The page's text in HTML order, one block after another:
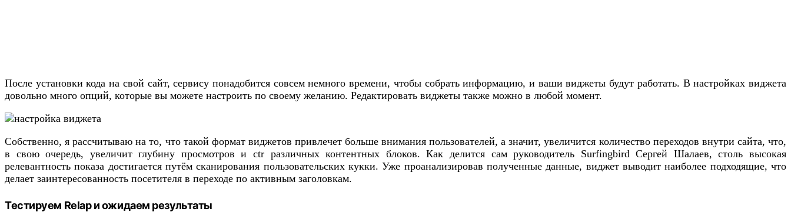
После установки кода на свой сайт, сервису понадобится совсем немного времени, чтобы собрать информацию, и ваши виджеты будут работать. В настройках виджета
довольно много опций, которые вы можете настроить по своему желанию. Редактировать виджеты также можно в любой момент.
Собственно, я рассчитываю на то, что такой формат виджетов привлечет больше внимания пользователей, а значит, увеличится количество переходов внутри сайта, что,
в свою очередь, увеличит глубину просмотров и ctr различных контентных блоков. Как делится сам руководитель Surfingbird Сергей Шалаев, столь высокая
релевантность показа достигается путём сканирования пользовательских кукки. Уже проанализировав полученные данные, виджет выводит наиболее подходящие, что
делает заинтересованность посетителя в переходе по активным заголовкам.
Тестируем Relap и ожидаем результаты